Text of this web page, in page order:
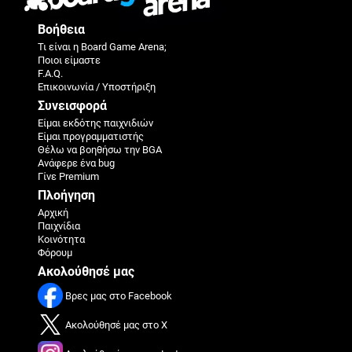
Βοήθεια
Τι είναι η Board Game Arena;
Ποιοι είμαστε
F.A.Q.
Επικοινωνία / Υποστήριξη
Συνεισφορά
Είμαι εκδότης παιχνιδιών
Είμαι προγραμματιστής
Θέλω να βοηθήσω την BGA
Ανάφερε ένα bug
Γίνε Premium
Πλοήγηση
Αρχική
Παιχνίδια
Κοινότητα
Φόρουμ
Ακολούθησέ μας
Βρες μας στο Facebook
Ακολούθησέ μας στο X